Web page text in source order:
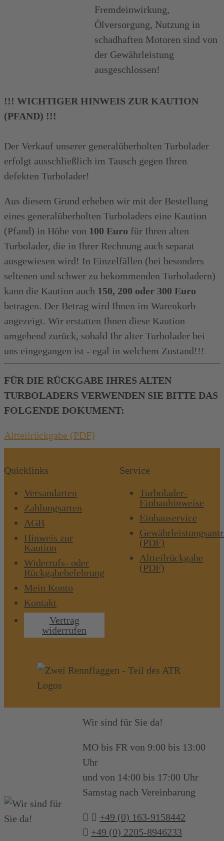
Fremdeinwirkung,
Ölversorgung, Nutzung in
schadhaften Motoren sind von
der Gewährleistung
ausgeschlossen!
!!! WICHTIGER HINWEIS ZUR KAUTION
(PFAND) !!!
Der Verkauf unserer generalüberholten Turbolader
erfolgt ausschließlich im Tausch gegen Ihren
defekten Turbolader!
Aus diesem Grund erheben wir mit der Bestellung
eines generalüberholten Turboladers eine Kaution
(Pfand) in Höhe von 100 Euro für Ihren alten
Turbolader, die in Ihrer Rechnung auch separat
ausgewiesen wird! In Einzelfällen (bei besonders
seltenen und schwer zu bekommenden Turboladern)
kann die Kaution auch 150, 200 oder 300 Euro
betragen. Der Betrag wird Ihnen im Warenkorb
angezeigt. Wir erstatten Ihnen diese Kaution
umgehend zurück, sobald Ihr alter Turbolader bei
uns eingegangen ist - egal in welchem Zustand!!!
FÜR DIE RÜCKGABE IHRES ALTEN
TURBOLADERS VERWENDEN SIE BITTE DAS
FOLGENDE DOKUMENT:
Altteilrückgabe (PDF)
Quicklinks
Versandarten
Zahlungsarten
AGB
Hinweis zur
Kaution
Widerrufs- oder
Rückgabebelehrung
Mein Konto
Kontakt
Vertrag
widerrufen
Service
Turbolader-
Einbauhinweise
Einbauservice
(PDF)
Altteilrückgabe
(PDF)
Wir sind für Sie da!
MO bis FR von 9:00 bis 13:00
Uhr
und von 14:00 bis 17:00 Uhr
Samstag nach Vereinbarung
+49 (0) 163-9158442
+49 (0) 2205-8946233